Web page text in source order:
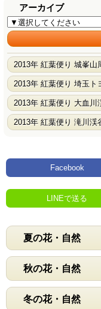
アーカイブ
2013年 紅葉便り 城峯山
2013年 紅葉便り 埼玉ト
2013年 紅葉便り 大血川
2013年 紅葉便り 滝川渓
Facebook
LINEで送る
夏の花・自然
秋の花・自然
冬の花・自然